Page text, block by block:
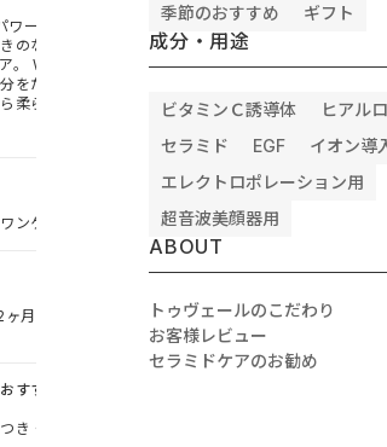
ーで肌を柔らかく
のないキメの整った
。 Wセラミド*10
をたっぷり含んだよ
柔らかい肌へ。
高濃度*1 の6種のペプチド*15
ど、年齢肌ケア成分が濃密なハ
を与えます。さらに、保湿成
でプリッと弾力のある肌へ。
ンゲル
カテゴリ
オールインワンゲル
月分）
内容量
100 g（約2ヶ月分）
すすめ
き・肌荒れが気にな
季節のおすすめ
ギフト
成分・用途
ビタミンＣ誘導体
ヒアル
セラミド
EGF
イオン導
エレクトロポレーション用
超音波美顔器用
ABOUT
トゥヴェールのこだわり
お客様レビュー
セラミドケアのお勧め